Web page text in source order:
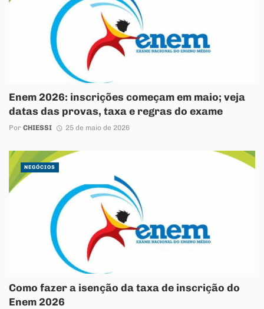
Enem 2026: inscrições começam em maio; veja
datas das provas, taxa e regras do exame
Por CHIESSI 25 de maio de 2026
Como fazer a isenção da taxa de inscrição do
Enem 2026
NEGÓCIOS